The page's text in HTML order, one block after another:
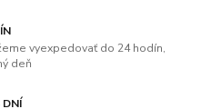
vyexpedovať do 24 hodín,
deň
DNÍ